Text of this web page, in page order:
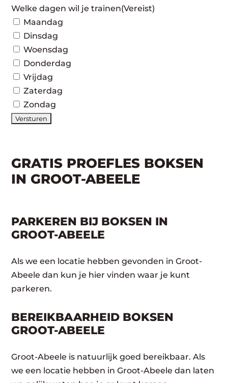
Welke dagen wil je trainen(Vereist)
Maandag
Dinsdag
Woensdag
Donderdag
Vrijdag
Zaterdag
Zondag
GRATIS PROEFLES BOKSEN
IN GROOT-ABEELE
PARKEREN BIJ BOKSEN IN
GROOT-ABEELE
Als we een locatie hebben gevonden in Groot-
Abeele dan kun je hier vinden waar je kunt
parkeren.
BEREIKBAARHEID BOKSEN
GROOT-ABEELE
Groot-Abeele is natuurlijk goed bereikbaar. Als
we een locatie hebben in Groot-Abeele dan laten